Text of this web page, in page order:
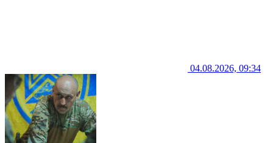
04.08.2026, 09:34